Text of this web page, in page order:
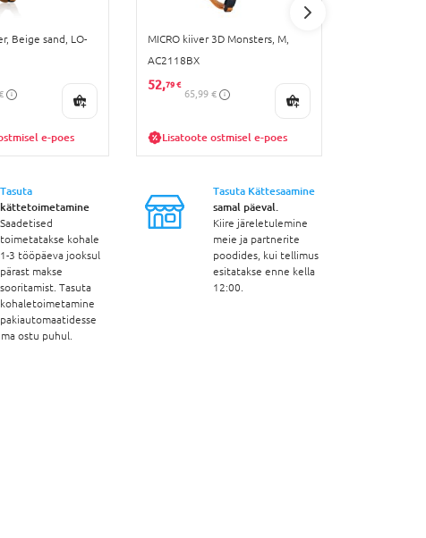
Beige sand, LO-
e-poes
MICRO kiiver 3D Monsters, M,
AC2118BX
52,79 €
65,99 €
Lisatoote ostmisel e-poes
Tasuta
kättetoimetamine
Saadetised
toimetatakse kohale
1-3 tööpäeva jooksul
pärast makse
sooritamist. Tasuta
kohaletoimetamine
pakiautomaatidesse
ostu puhul.
Tasuta Kättesaamine
samal päeval.
Kiire järeletulemine
meie ja partnerite
poodides, kui tellimus
esitatakse enne kella
12:00.